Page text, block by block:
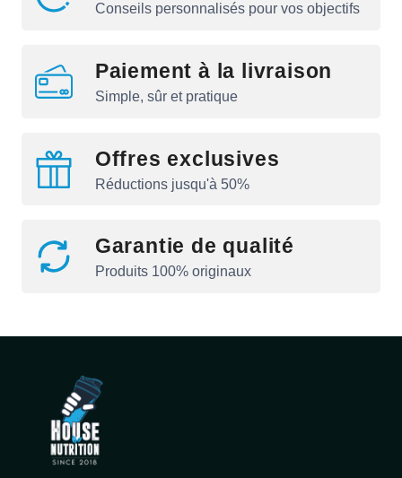
Conseils personnalisés pour vos objectifs
Paiement à la livraison
Simple, sûr et pratique
Offres exclusives
Réductions jusqu'à 50%
Garantie de qualité
Produits 100% originaux